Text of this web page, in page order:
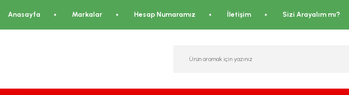
Anasayfa Markalar Hesap Numaramız İletişim Sizi Arayalım mı?